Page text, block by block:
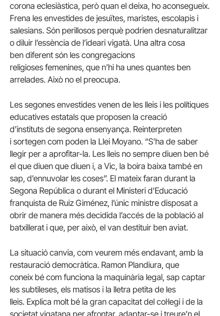
corona eclesiàstica, però quan el deixa, ho aconsegueix.
Frena les envestides de jesuïtes, maristes, escolapis i
salesians. Són perillosos perquè podrien desnaturalitzar
o diluir l’essència de l’ideari vigatà. Una altra cosa
ben diferent són les congregacions
religioses femenines, que n’hi ha unes quantes ben
arrelades. Això no el preocupa.
Les segones envestides venen de les lleis i les polítiques
educatives estatals que proposen la creació
d’instituts de segona ensenyança. Reinterpreten
i sortegen com poden la Llei Moyano. “S’ha de saber
llegir per a aprofitar-la. Les lleis no sempre diuen ben bé
el que diuen que diuen i, a Vic, la boira baixa també en
sap, d’ennuvolar les coses”. El mateix faran durant la
Segona República o durant el Ministeri d’Educació
franquista de Ruiz Giménez, l’únic ministre disposat a
obrir de manera més decidida l’accés de la població al
batxillerat i que, per això, el van destituir ben aviat.
La situació canvia, com veurem més endavant, amb la
restauració democràtica. Ramon Plandiura, que
coneix bé com funciona la maquinària legal, sap captar
les subtileses, els matisos i la lletra petita de les
lleis. Explica molt bé la gran capacitat del col·legi i de la